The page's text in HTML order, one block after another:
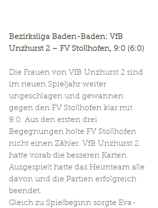
Bezirksliga Baden-Baden: VfB
Unzhurst 2 – FV Stollhofen, 9:0 (6:0)
Die Frauen von VfB Unzhurst 2 sind
im neuen Spieljahr weiter
ungeschlagen und gewannen
gegen den FV Stollhofen klar mit
9:0. Aus den ersten drei
Begegnungen holte FV Stollhofen
nicht einen Zähler. VfB Unzhurst 2
hatte vorab die besseren Karten.
Ausgespielt hatte das Heimteam alle
davon und die Partien erfolgreich
beendet.
Gleich zu Spielbeginn sorgte Eva-